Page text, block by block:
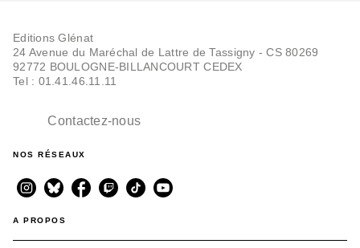
Le Parfum de l'invisible
- Tome 01 NE couleur
Editions Glénat
24 Avenue du Maréchal de Lattre de Tassigny - CS 80269
92772 BOULOGNE-BILLANCOURT CEDEX
Tel : 01.41.46.11.11
Contactez-nous
NOS RÉSEAUX
A PROPOS